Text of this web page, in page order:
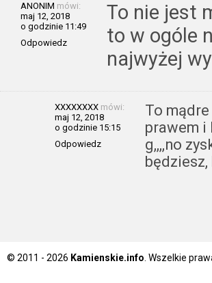
ANONIM mówi:
maj 12, 2018
o godzinie 11:49
Odpowiedz
To nie jest
to w ogóle
najwyżej
XXXXXXXX mówi:
maj 12, 2018
o godzinie 15:15
Odpowiedz
To
prawem i
g,,,,no
© 2011 - 2026 Kamienskie.info . Wszelkie